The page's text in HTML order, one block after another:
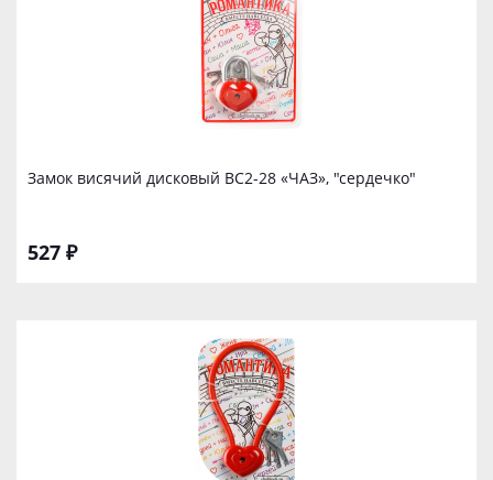
Замок висячий дисковый ВС2-28 «ЧАЗ», "сердечко"
527 ₽